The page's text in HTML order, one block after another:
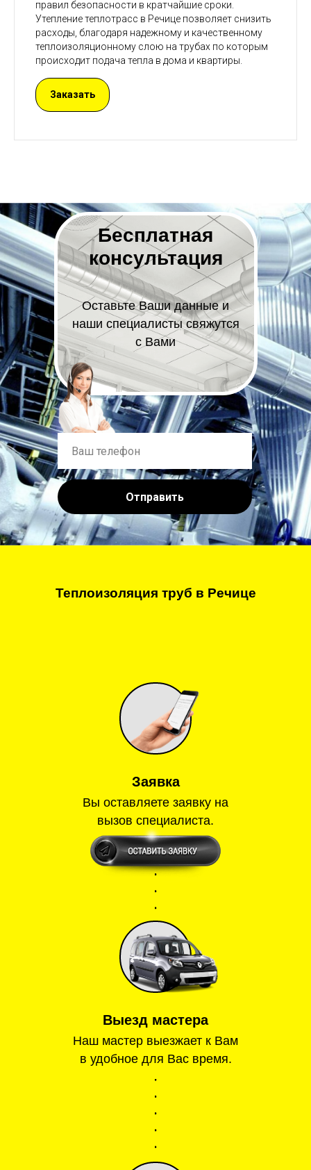
правил безопасности в кратчайшие сроки.
Утепление теплотрасс в Речице позволяет снизить
расходы, благодаря надежному и качественному
теплоизоляционному слою на трубах по которым
происходит подача тепла в дома и квартиры.
Заказать
Бесплатная
консультация
Оставьте Ваши данные и
наши специалисты свяжутся
с Вами
Отправить
Вы оставляете заявку на
вызов специалиста.
Заявка
Выезд мастера
Наш мастер выезжает к Вам
в удобное для Вас время.
Теплоизоляция труб в Речице